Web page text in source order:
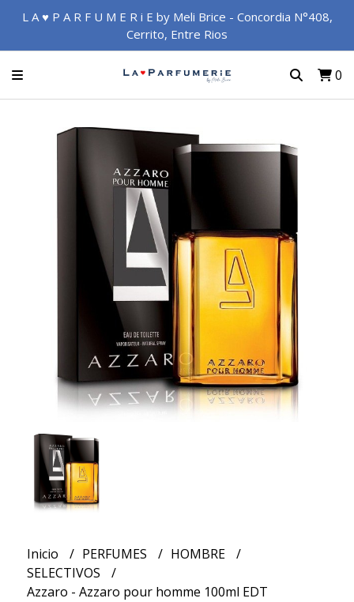
L A ♥ P A R F U M E R i E by Meli Brice - Concordia N°408,
Cerrito, Entre Rios
0
Inicio PERFUMES
HOMBRE
SELECTIVOS
Azzaro - Azzaro pour homme 100ml EDT